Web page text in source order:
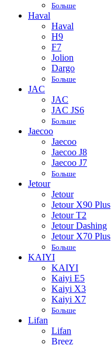
Больше
Haval
Haval
H9
F7
Jolion
Dargo
Больше
JAC
JAC
JAC JS6
Больше
Jaecoo
Jaecoo
Jaecoo J8
Jaecoo J7
Больше
Jetour
Jetour
Jetour X90 Plus
Jetour T2
Jetour Dashing
Jetour X70 Plus
Больше
KAIYI
KAIYI
Kaiyi E5
Kaiyi X3
Kaiyi X7
Больше
Lifan
Lifan
Breez